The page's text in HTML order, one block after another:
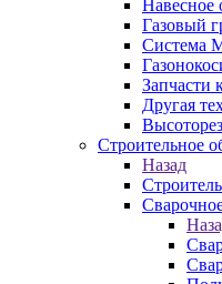
Навесное
Газовый
Система
Запчасти
Другая
Строительное
Назад